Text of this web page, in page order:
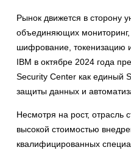
Рынок движется в сторону
объединяющих мониторинг,
шифрование, токенизацию
IBM в октябре 2024 года
Security Center как единый
защиты данных и
Несмотря на рост, отрасль
высокой стоимостью
квалифицированных